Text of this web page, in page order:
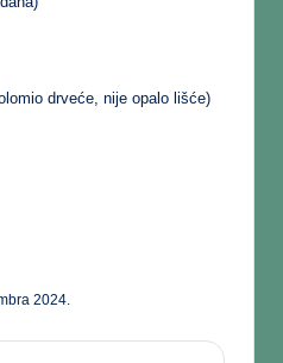
drveće, nije opalo lišće)
2024.